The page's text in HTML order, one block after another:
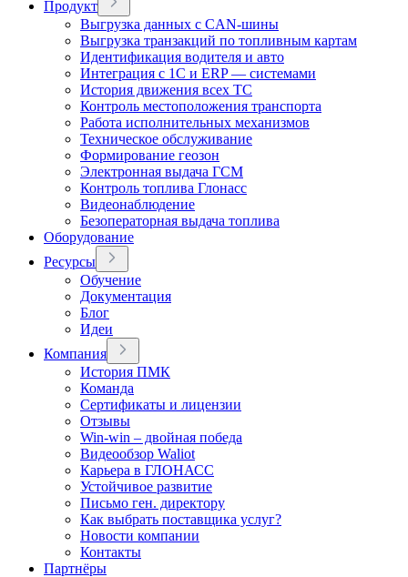
Продукт
Выгрузка данных с CAN-шины
Выгрузка транзакций по топливным картам
Идентификация водителя и авто
Интеграция с 1С и ERP — системами
История движения всех ТС
Контроль местоположения транспорта
Работа исполнительных механизмов
Техническое обслуживание
Формирование геозон
Электронная выдача ГСМ
Контроль топлива Глонасс
Видеонаблюдение
Безоператорная выдача топлива
Оборудование
Ресурсы
Обучение
Документация
Блог
Идеи
Компания
История ПМК
Команда
Сертификаты и лицензии
Отзывы
Win-win – двойная победа
Видеообзор Waliot
Карьера в ГЛОНАСС
Устойчивое развитие
Письмо ген. директору
Как выбрать поставщика услуг?
Новости компании
Контакты
Партнёры